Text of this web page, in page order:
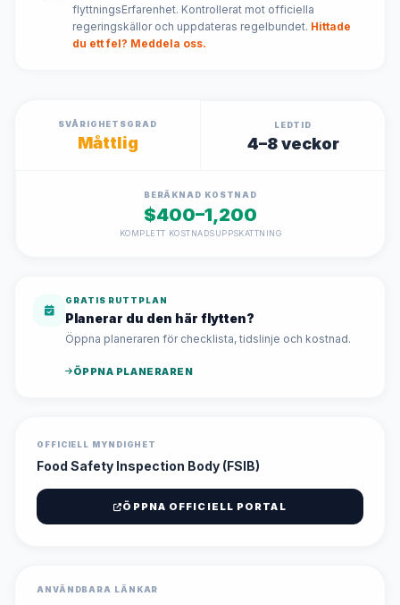
flyttningsErfarenhet. Kontrollerat mot officiella
regeringskällor och uppdateras regelbundet. Hittade
du ett fel? Meddela oss.
SVÅRIGHETSGRAD
Måttlig
LEDTID
4–8 veckor
BERÄKNAD KOSTNAD
$400–1,200
KOMPLETT KOSTNADSUPPSKATTNING
GRATIS RUTTPLAN
Planerar du den här flytten?
Öppna planeraren för checklista, tidslinje och kostnad.
ÖPPNA PLANERAREN
OFFICIELL MYNDIGHET
Food Safety Inspection Body (FSIB)
ÖPPNA OFFICIELL PORTAL
ANVÄNDBARA LÄNKAR